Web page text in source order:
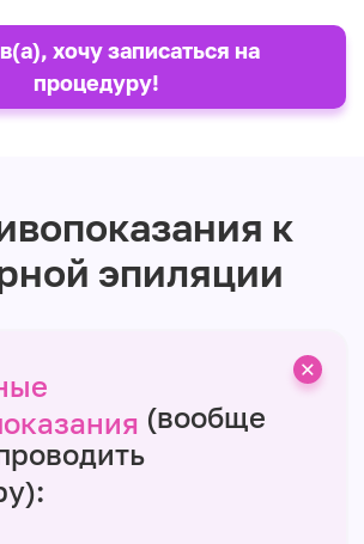
хочу записаться на
процедуру!
к
эпиляции
(вообще